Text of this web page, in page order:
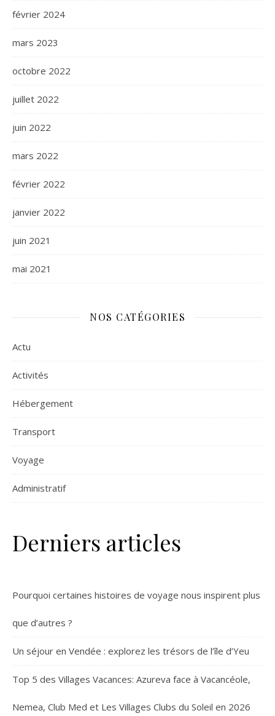
février 2024
mars 2023
octobre 2022
juillet 2022
juin 2022
mars 2022
février 2022
janvier 2022
juin 2021
mai 2021
NOS CATÉGORIES
Actu
Activités
Hébergement
Transport
Voyage
Administratif
Derniers articles
Pourquoi certaines histoires de voyage nous inspirent plus
que d’autres ?
Un séjour en Vendée : explorez les trésors de l’île d’Yeu
Top 5 des Villages Vacances: Azureva face à Vacancéole,
Nemea, Club Med et Les Villages Clubs du Soleil en 2026